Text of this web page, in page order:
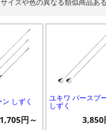
しずく
1,705円～
ユキワ バースプ
しずく
3,850